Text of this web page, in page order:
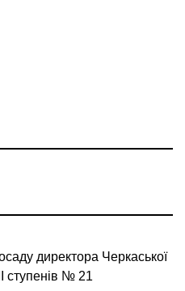
директора Черкаської
ступенів № 21